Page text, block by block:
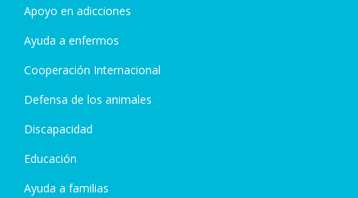
Apoyo en adicciones
Ayuda a enfermos
Cooperación Internacional
Defensa de los animales
Discapacidad
Educación
Ayuda a familias